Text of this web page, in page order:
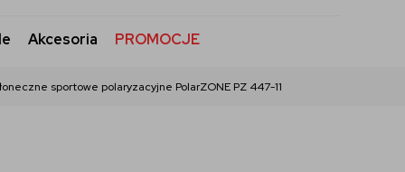
Akcesoria PROMOCJE
sportowe polaryzacyjne PolarZONE PZ 447-11